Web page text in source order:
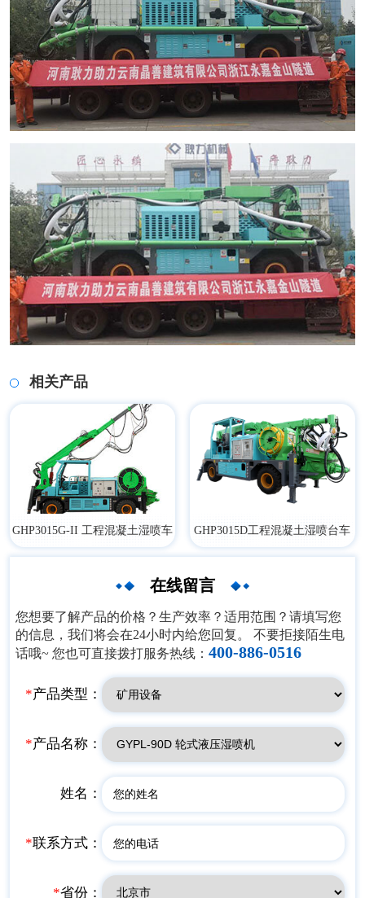
相关产品
GHP3015G-II 工程混凝土湿喷车 ​GHP3015D工程混凝土湿喷台车
在线留言
您想要了解产品的价格？生产效率？适用范围？请填写您
的信息，我们将会在24小时内给您回复。 不要拒接陌生电
话哦~ 您也可直接拨打服务热线：400-886-0516
*产品类型：
*产品名称：
姓名：
*联系方式：
*省份：